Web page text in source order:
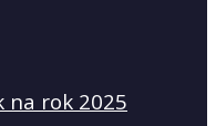
na rok 2025